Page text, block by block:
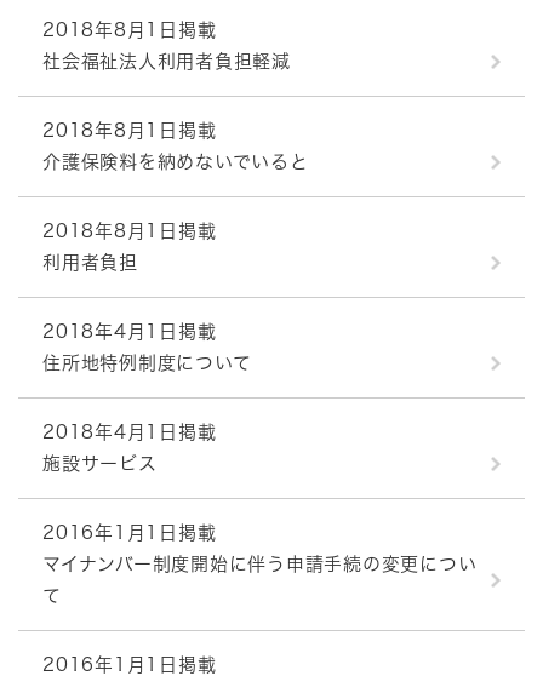
2018年8月1日掲載
社会福祉法人利用者負担軽減
2018年8月1日掲載
介護保険料を納めないでいると
2018年8月1日掲載
利用者負担
2018年4月1日掲載
住所地特例制度について
2018年4月1日掲載
施設サービス
2016年1月1日掲載
マイナンバー制度開始に伴う申請手続の変更につい
て
2016年1月1日掲載